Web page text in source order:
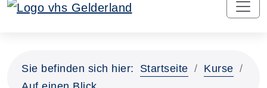
Sie befinden sich hier: Startseite
Kurse